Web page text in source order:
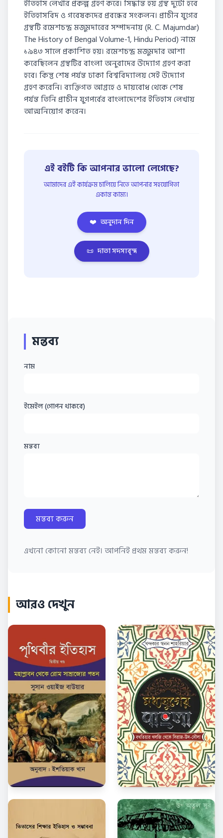
ইতিহাস লেখার প্রকল্প গ্রহণ করে। সিদ্ধান্ত হয় গ্রন্থ দুটো হবে
ইতিহাসবিদ ও গবেষকদের প্রবন্ধের সংকলন। প্রাচীন যুগের
গ্রন্থটি রমেশচন্দ্র মজুমদারের সম্পাদনায় (R. C. Majumdar)
The History of Bengal Volume-1, Hindu Period) নামে
১৯৪৩ সালে প্রকাশিত হয়। রমেশচন্দ্র মজুমদার আশা
করেছিলেন গ্রন্থটির বাংলা অনুবাদের উদ্যোগ গ্রহণ করা
হবে। কিন্তু শেষ পর্যন্ত ঢাকা বিশ্ববিদ্যালয় সেই উদ্যোগ
গ্রহণ করেনি। ব্যক্তিগত আগ্রহে ও দায়বোধ থেকে শেষ
পর্যন্ত তিনি প্রাচীন যুগপর্বের বাংলাদেশের ইতিহাস লেখায়
আত্মনিয়োগ করেন।
এই বইটি কি আপনার ভালো লেগেছে?
আমাদের এই কার্যক্রম চালিয়ে নিতে আপনার সহযোগিতা
একান্ত কাম্য।
❤️ অনুদান দিন
📜 দাতা সদস্যবৃন্দ
মন্তব্য
নাম
ইমেইল (গোপন থাকবে)
মন্তব্য
মন্তব্য করুন
এখনো কোনো মন্তব্য নেই। আপনিই প্রথম মন্তব্য করুন!
আরও দেখুন